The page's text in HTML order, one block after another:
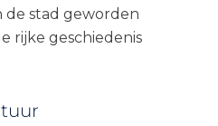
de stad geworden
rijke geschiedenis